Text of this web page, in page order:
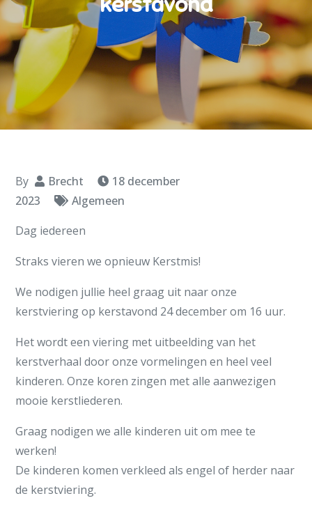
By Brecht
18 december
2023
Algemeen
Dag iedereen
Straks vieren we opnieuw Kerstmis!
We nodigen jullie heel graag uit naar onze
kerstviering op kerstavond 24 december om 16 uur.
Het wordt een viering met uitbeelding van het
kerstverhaal door onze vormelingen en heel veel
kinderen. Onze koren zingen met alle aanwezigen
mooie kerstliederen.
Graag nodigen we alle kinderen uit om mee te
werken!
De kinderen komen verkleed als engel of herder naar
de kerstviering.